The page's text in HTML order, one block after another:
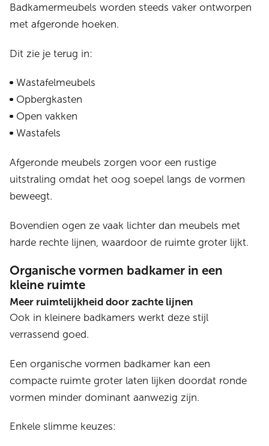
Badkamermeubels worden steeds vaker ontworpen
met afgeronde hoeken.
Dit zie je terug in:
Wastafelmeubels
Opbergkasten
Open vakken
Wastafels
Afgeronde meubels zorgen voor een rustige
uitstraling omdat het oog soepel langs de vormen
beweegt.
Bovendien ogen ze vaak lichter dan meubels met
harde rechte lijnen, waardoor de ruimte groter lijkt.
Organische vormen badkamer in een
kleine ruimte
Meer ruimtelijkheid door zachte lijnen
Ook in kleinere badkamers werkt deze stijl
verrassend goed.
Een organische vormen badkamer kan een
compacte ruimte groter laten lijken doordat ronde
vormen minder dominant aanwezig zijn.
Enkele slimme keuzes: